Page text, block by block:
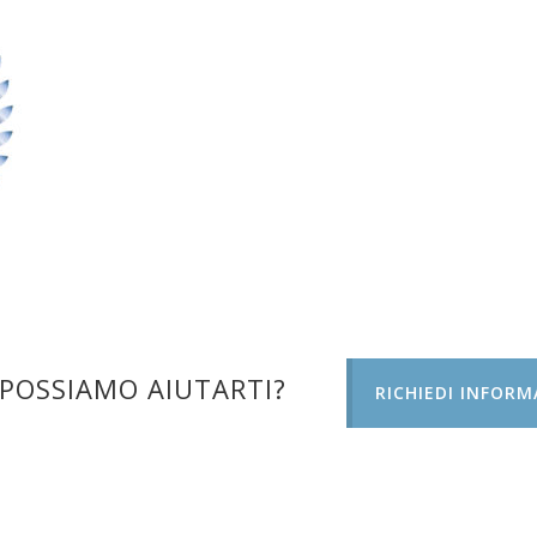
AIUTARTI? RICHIEDI